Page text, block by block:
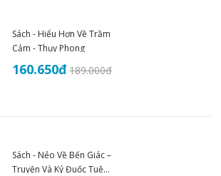
Sách - Hiểu Hơn Về Trầm
Cảm - Thụy Phong
160.650đ189.000đ
Sách - Nẻo Về Bến Giác –
Truyện Và Ký Đuốc Tuệ